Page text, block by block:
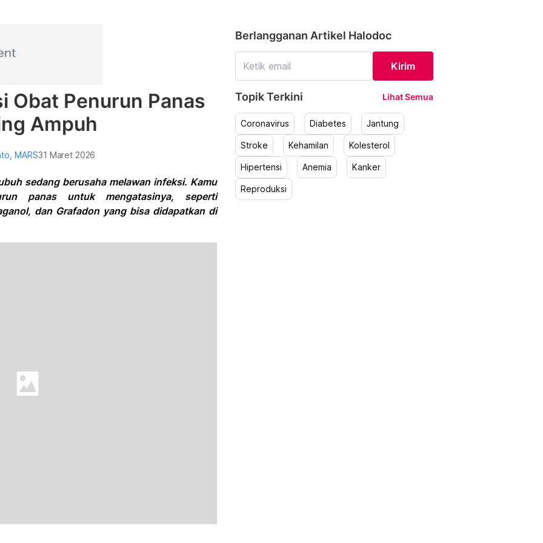
Obat Penurun Panas
Ampuh
MARS31 Maret 2026
sedang berusaha melawan infeksi. Kamu
panas untuk mengatasinya, seperti
dan Grafadon yang bisa didapatkan di
Berlangganan Artikel Halodoc
Kirim
Topik Terkini Lihat Semua
Coronavirus Diabetes Jantung
Stroke Kehamilan Kolesterol
Hipertensi Anemia Kanker
Reproduksi